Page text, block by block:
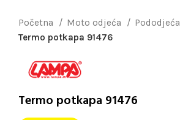
Početna Moto odjeća
Pododjeća
Termo potkapa 91476
Termo potkapa 91476